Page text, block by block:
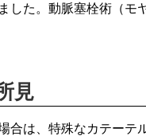
した。動脈塞栓術（モ
見
合は、特殊なカテーテ